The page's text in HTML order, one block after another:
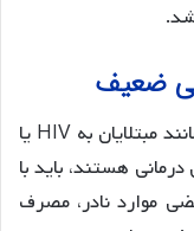
ضعیف
افرادی که سیستم ایمنی ضعیفی دارند، مانند مبتلایان به HIV یا
هستند، باید با
موارد نادر، مصرف